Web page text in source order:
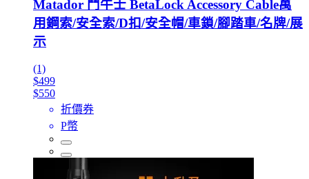
Matador 鬥牛士 BetaLock Accessory Cable萬
用鋼索/安全索/D扣/安全帽/車鎖/腳踏車/名牌/展
示
(1)
$499
$550
折價券
P幣